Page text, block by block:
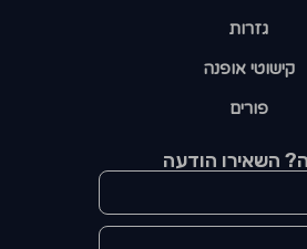
גזרות
קישוטי אופנה
פורים
השאירו הודעה